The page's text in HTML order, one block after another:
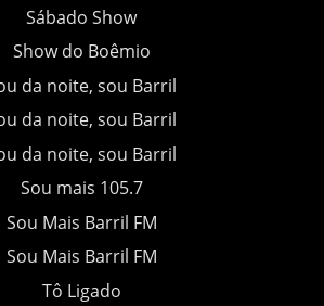
Sábado Show
Show do Boêmio
da noite, sou Barril
da noite, sou Barril
da noite, sou Barril
Sou mais 105.7
Sou Mais Barril FM
Sou Mais Barril FM
Tô Ligado